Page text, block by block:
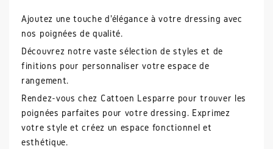
Ajoutez une touche d'élégance à votre dressing avec
nos poignées de qualité.
Découvrez notre vaste sélection de styles et de
finitions pour personnaliser votre espace de
rangement.
Rendez-vous chez Cattoen Lesparre pour trouver les
poignées parfaites pour votre dressing. Exprimez
votre style et créez un espace fonctionnel et
esthétique.